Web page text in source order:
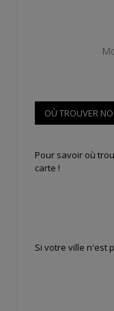
OÙ TROUVER
Pour savoir où
carte !
Si votre ville n'est